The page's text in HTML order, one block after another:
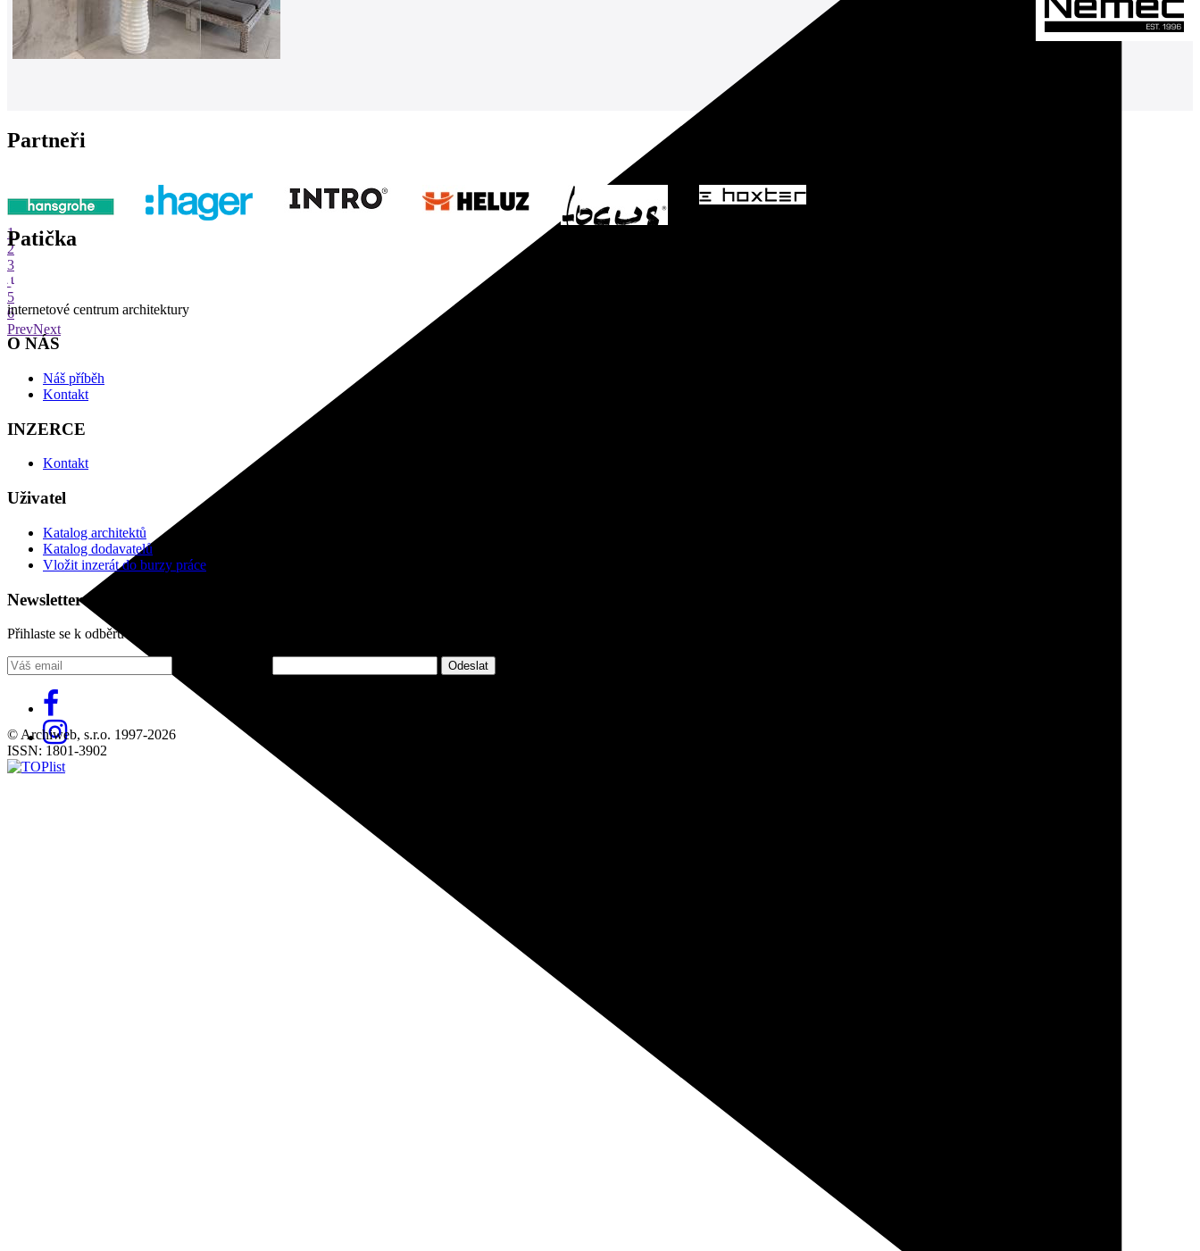
Partneři
1
2
3
4
5
6
PrevNext
Patička
internetové centrum architektury
O NÁS
Náš příběh
Kontakt
INZERCE
Kontakt
Uživatel
Katalog architektů
Katalog dodavatelů
Vložit inzerát do burzy práce
Newsletter
Přihlaste se k odběru našeho pravidelného týdenního newsletteru:
© Archiweb, s.r.o. 1997-2026
ISSN: 1801-3902